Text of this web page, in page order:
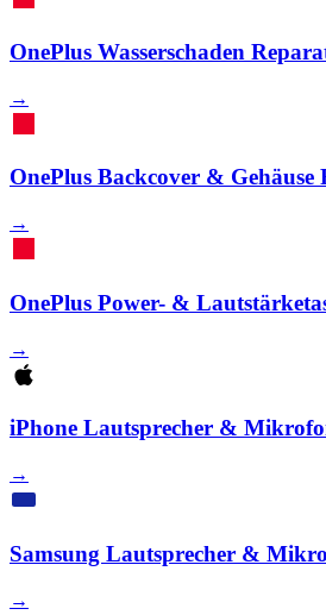
OnePlus Wasserschaden
→
OnePlus Backcover & Gehäuse
→
OnePlus Power- &
→
iPhone Lautsprecher &
→
Samsung Lautsprecher &
→